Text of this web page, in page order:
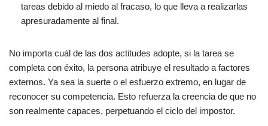
tareas debido al miedo al fracaso, lo que lleva a realizarlas
apresuradamente al final.
No importa cuál de las dos actitudes adopte, si la tarea se
completa con éxito, la persona atribuye el resultado a factores
externos. Ya sea la suerte o el esfuerzo extremo, en lugar de
reconocer su competencia. Esto refuerza la creencia de que no
son realmente capaces, perpetuando el ciclo del impostor.